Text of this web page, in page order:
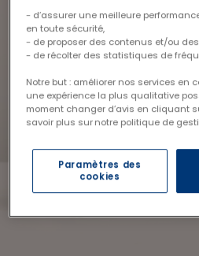
- d’assurer une meilleure
en toute sécurité,
- de proposer des contenus et/ou
- de récolter des statistiques de
Notre but : améliorer nos services en
une expérience la plus qualitative
moment changer d’avis en cliquant
savoir plus sur notre politique de
Paramètres des
cookies